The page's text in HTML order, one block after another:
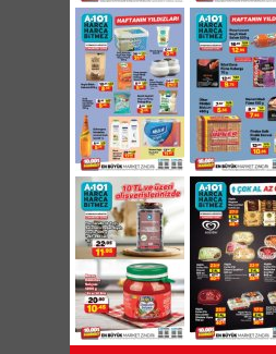
39,95 TL
Kaymaz Taban
49,95 TL
Kaymaz Taban
74,95 TL
Silk&Blue Desenli
Silk&Blue Erkek Patik
Oyuncak Aktivite
Oyuncak 3 Tekerlekli
Lisanslı Metropol Kutu
GoKidy Lisanslı Oyun